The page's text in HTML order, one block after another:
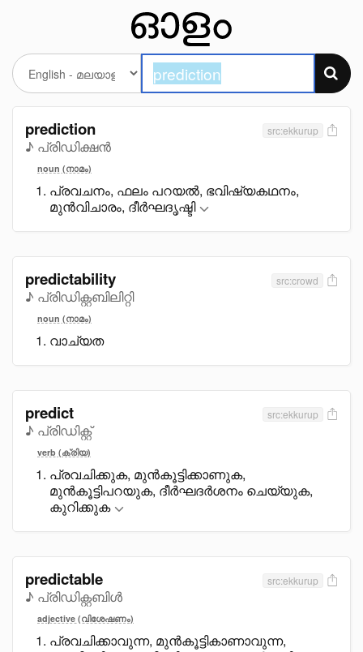
prediction
♪ പ്രിഡിക്ഷൻ
src:ekkurup
noun (നാമം)
പ്രവചനം, ഫലം പറയൽ, ഭവിഷ്യകഥനം,
മുൻവിചാരം, ദീർഘദൃഷ്ടി
predictability
♪ പ്രിഡിക്റ്റബിലിറ്റി
src:crowd
noun (നാമം)
വാച്യത
predict
♪ പ്രിഡിക്റ്റ്
src:ekkurup
verb (ക്രിയ)
പ്രവചിക്കുക, മുൻകൂട്ടിക്കാണുക,
മുൻകൂട്ടിപറയുക, ദീർഘദർശനം ചെയ്യുക,
കുറിക്കുക
predictable
♪ പ്രിഡിക്റ്റബിൾ
src:ekkurup
adjective (വിശേഷണം)
പ്രവചിക്കാവുന്ന, മുൻകൂട്ടികാണാവുന്ന,